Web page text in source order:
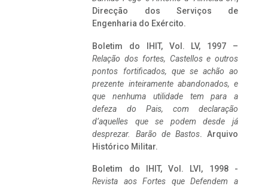
Direcção dos Serviços de
Engenharia do Exército.
Boletim do IHIT, Vol. LV, 1997 –
Relação dos fortes, Castellos e outros
pontos fortificados, que se achão ao
prezente inteiramente abandonados, e
que nenhuma utilidade tem para a
defeza do Pais, com declaração
d’aquelles que se podem desde já
desprezar. Barão de Bastos. Arquivo
Histórico Militar.
Boletim do IHIT, Vol. LVI, 1998 -
Revista aos Fortes que Defendem a